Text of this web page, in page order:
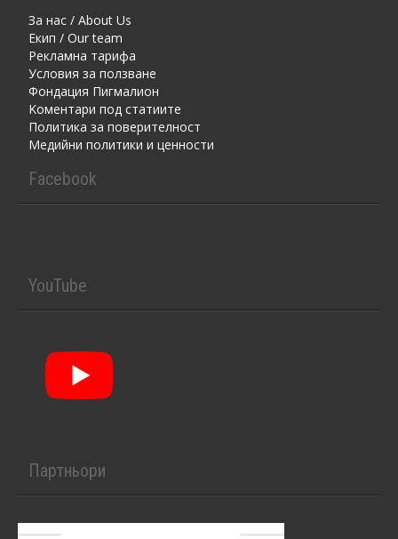
За нас / About Us
Екип / Our team
Рекламна тарифа
Условия за ползване
Фондация Пигмалион
Kоментaри под статиите
Политика за поверителност
Медийни политики и ценности
Facebook
YouTube
Партньори